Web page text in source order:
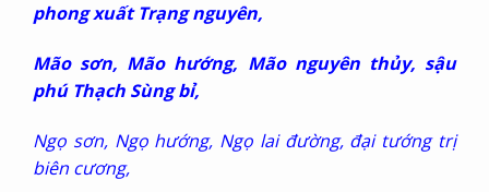
phong xuất Trạng nguyên,
Mão sơn, Mão hướng, Mão nguyên thủy, sậu
phú Thạch Sùng bỉ,
Ngọ sơn, Ngọ hướng, Ngọ lai đường, đại tướng trị
biên cương,